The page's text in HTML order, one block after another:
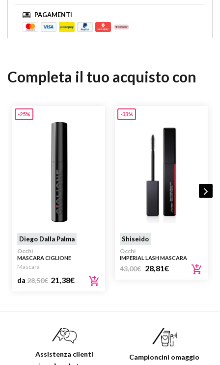
PAGAMENTI
Completa il tuo acquisto con
-25%
Diego Dalla Palma
Occhi
MASCARA CIGLIONE
Mascara
da 28,50€ 21,38€
-33%
Shiseido
Occhi
IMPERIAL LASH MASCARA
43,00€ 28,81€
Assistenza clienti
Campioncini omaggio